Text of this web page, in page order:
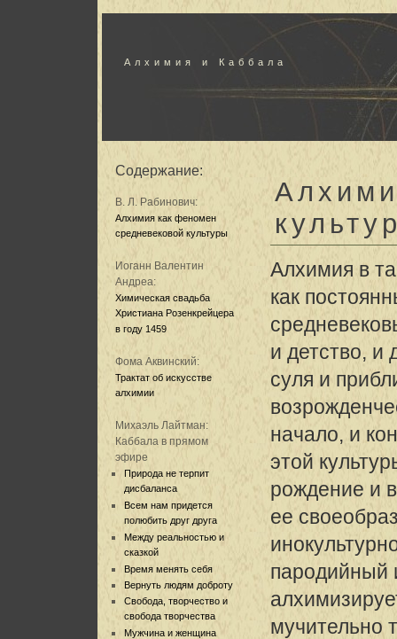
Алхимия и Каббала
Содержание:
В. Л. Рабинович:
Алхимия как феномен
средневековой культуры
Иоганн Валентин
Андреа:
Химическая свадьба
Христиана Розенкрейцера
в году 1459
Фома Аквинский:
Трактат об искусстве
алхимии
Михаэль Лайтман:
Каббала в прямом
эфире
Природа не терпит
дисбаланса
Всем нам придется
полюбить друг друга
Между реальностью и
сказкой
Время менять себя
Вернуть людям доброту
Свобода, творчество и
свобода творчества
Мужчина и женщина
Алхимия в
как
и детство, и
суля и
начало, и
этой
рождение и
ее
пародийный
мучительно